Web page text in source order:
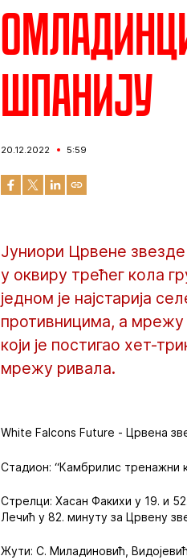
Шпанију
20.12.2022 5:59
Јуниори Црвене
у оквиру трећег кола
једном је најстарија
противницима, а мрежу
који је постигао хет-
мрежу ривала.
White Falcons Future - Црвена
Стадион: “Камбрилис тренажни
Стрелци: Хасан Факихи у 19. и
Лечић у 82. минуту за Црвену
Жути: С. Миладиновић,